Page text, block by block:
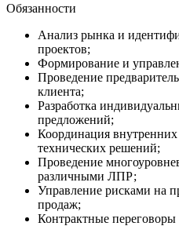
Обязанности
Анализ рынка и
проектов;
Формирование и
Проведение
клиента;
Разработка
предложений;
Координация внутренних
технических решений;
Проведение
различными ЛПР;
Управление рисками на
продаж;
Контрактные переговоры